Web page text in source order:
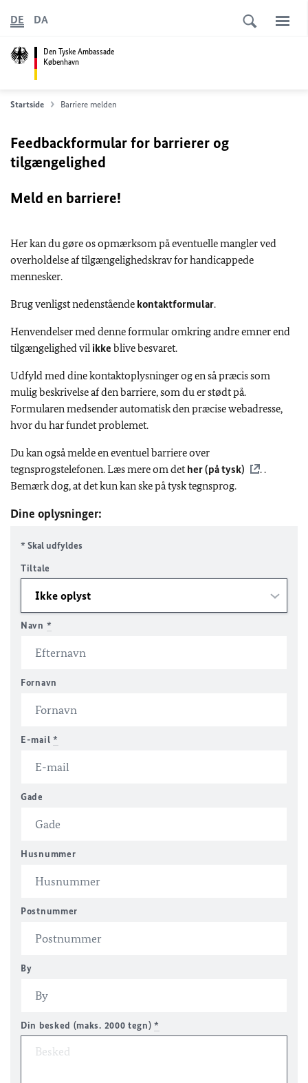
Den Tyske Ambassade
København
DE DA
Startside Barriere melden
Feedbackformular for barrierer og
tilgængelighed
Meld en barriere!
Her kan du gøre os opmærksom på eventuelle mangler ved
overholdelse af tilgængelighedskrav for handicappede
mennesker.
Brug venligst nedenstående kontaktformular.
Henvendelser med denne formular omkring andre emner end
tilgængelighed vil ikke blive besvaret.
Udfyld med dine kontaktoplysninger og en så præcis som
mulig beskrivelse af den barriere, som du er stødt på.
Formularen medsender automatisk den præcise webadresse,
hvor du har fundet problemet.
Du kan også melde en eventuel barriere over
tegnsprogstelefonen. Læs mere om dether (på tysk)
. .
Bemærk dog, at det kun kan ske på tysk tegnsprog.
Dine oplysninger:
* Skal udfyldes
Tiltale
Navn *
Fornavn
E-mail *
Gade
Husnummer
Postnummer
By
Din besked (maks. 2000 tegn)*